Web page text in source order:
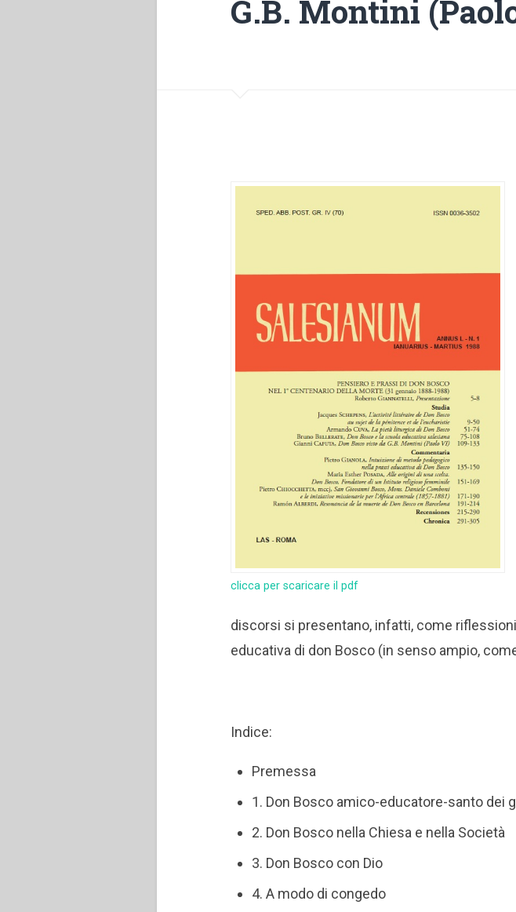
G.B. Montini
clicca per scaricare il pdf
discorsi si presentano, infatti, come
educativa di don Bosco (in senso ampio,
Indice:
Premessa
1. Don Bosco amico-educatore-santo dei
2. Don Bosco nella Chiesa e nella Società
3. Don Bosco con Dio
4. A modo di congedo